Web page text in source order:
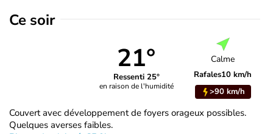
Ce soir
21°
Ressenti 25°
en raison de l'humidité
Calme
Rafales10 km/h
>90 km/h
Couvert avec développement de foyers orageux possibles.
Quelques averses faibles.